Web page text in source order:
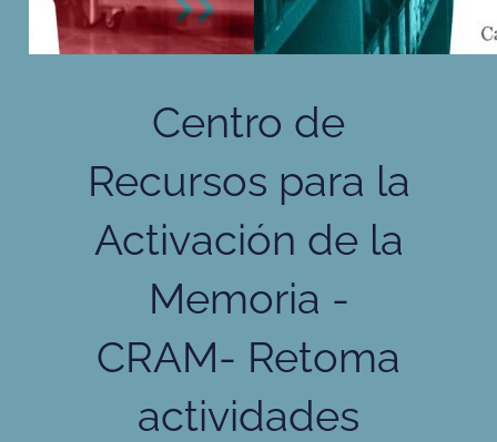
Centro de
Recursos para la
Activación de la
Memoria -
CRAM- Retoma
actividades